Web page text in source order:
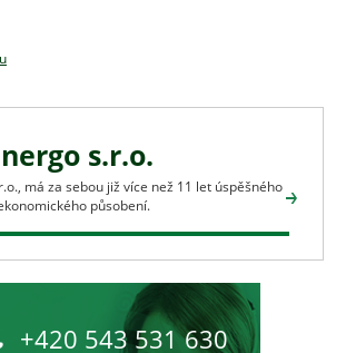
s.r.o.
má za sebou již více než 11 let úspěšného
působení.
+420 543 531 630